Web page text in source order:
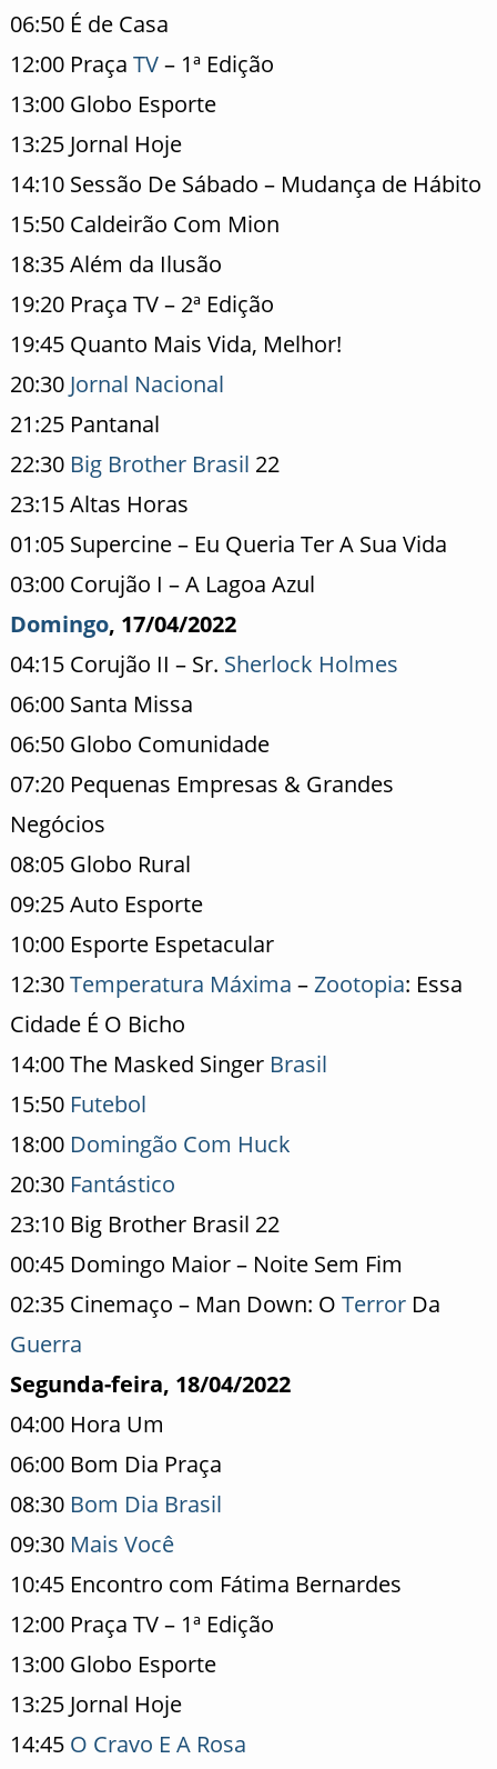
06:50 É de Casa
12:00 Praça TV– 1ª Edição
13:00 Globo Esporte
13:25 Jornal Hoje
14:10 Sessão De Sábado – Mudança de Hábito
15:50 Caldeirão Com Mion
18:35 Além da Ilusão
19:20 Praça TV – 2ª Edição
19:45 Quanto Mais Vida, Melhor!
20:30 Jornal Nacional
21:25 Pantanal
22:30 Big Brother Brasil 22
23:15 Altas Horas
01:05 Supercine – Eu Queria Ter A Sua Vida
03:00 Corujão I – A Lagoa Azul
Domingo, 17/04/2022
04:15 Corujão II – Sr. Sherlock Holmes
06:00 Santa Missa
06:50 Globo Comunidade
07:20 Pequenas Empresas & Grandes
Negócios
08:05 Globo Rural
09:25 Auto Esporte
10:00 Esporte Espetacular
12:30Temperatura Máxima –Zootopia: Essa
Cidade É O Bicho
14:00 The Masked Singer Brasil
15:50 Futebol
18:00 Domingão Com Huck
20:30 Fantástico
23:10 Big Brother Brasil 22
00:45 Domingo Maior – Noite Sem Fim
02:35 Cinemaço – Man Down: O TerrorDa
Guerra
Segunda-feira, 18/04/2022
04:00 Hora Um
06:00 Bom Dia Praça
08:30 Bom Dia Brasil
09:30 Mais Você
10:45 Encontro com Fátima Bernardes
12:00 Praça TV – 1ª Edição
13:00 Globo Esporte
13:25 Jornal Hoje
14:45 O Cravo E A Rosa